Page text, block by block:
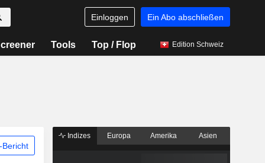
Einloggen Ein Abo abschließen
Tools Top / Flop Edition Schweiz
Bericht
Indizes Europa Amerika Asien